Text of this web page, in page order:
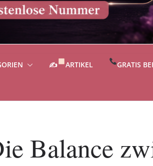
✍ ARTIKEL GRATIS
Balance